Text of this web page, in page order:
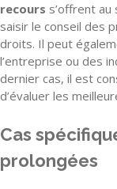
recours s’offrent
saisir le conseil des
droits. Il peut
l’entreprise ou des
dernier cas, il est
d’évaluer les
Cas
prolongées